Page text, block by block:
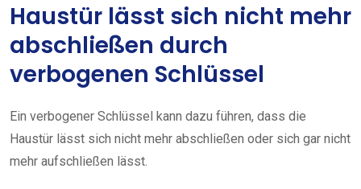
Haustür lässt sich nicht mehr
abschließen durch
verbogenen Schlüssel
Ein verbogener Schlüssel kann dazu führen, dass die
Haustür lässt sich nicht mehr abschließen oder sich gar nicht
mehr aufschließen lässt.